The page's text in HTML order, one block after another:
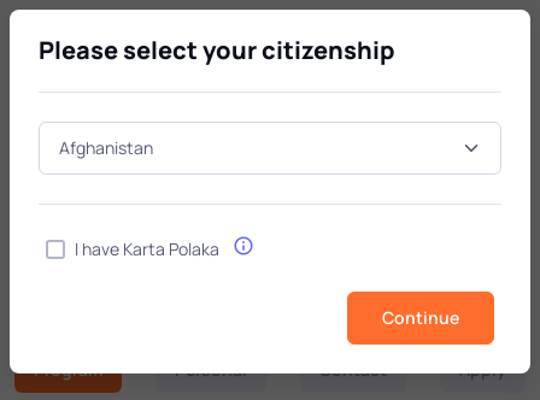
English summer course (70 h)*
Summer Language Course / Preparatory
Language Course
Program Personal Contact Apply
Please select your citizenship
I have Karta Polaka
Continue